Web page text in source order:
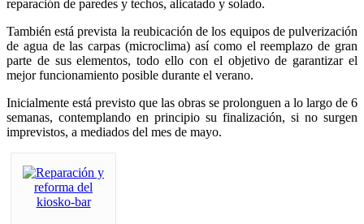
reparación de paredes y techos, alicatado y solado.
También está prevista la reubicación de los equipos de pulverización
de agua de las carpas (microclima) así como el reemplazo de gran
parte de sus elementos, todo ello con el objetivo de garantizar el
mejor funcionamiento posible durante el verano.
Inicialmente está previsto que las obras se prolonguen a lo largo de 6
semanas, contemplando en principio su finalización, si no surgen
imprevistos, a mediados del mes de mayo.